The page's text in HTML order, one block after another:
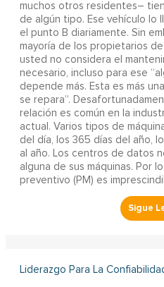
muchos otros residentes–
de algún tipo. Ese vehículo lo
el punto B diariamente. Sin
mayoría de los propietarios
usted no considera el
necesario, incluso para ese
depende más. Esta es más
se repara”.
relación es común en la
actual. Varios tipos de
del día, los 365 días del año,
al año. Los centros de datos
alguna de sus máquinas. Por
preventivo (PM) es
Liderazgo Para La